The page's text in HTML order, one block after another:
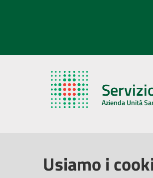
Azienda Unità
Usiamo i